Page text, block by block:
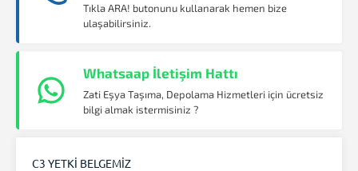
Tıkla ARA! butonunu kullanarak hemen bize
ulaşabilirsiniz.
Whatsaap İletişim Hattı
Zati Eşya Taşıma, Depolama Hizmetleri için ücretsiz
bilgi almak istermisiniz ?
C3 YETKİ BELGEMİZ